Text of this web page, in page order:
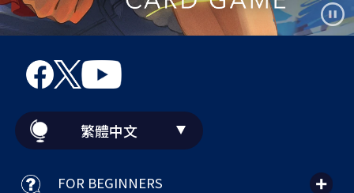
繁體中文
FOR BEGINNERS